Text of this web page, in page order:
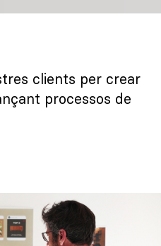
clients per crear
processos de